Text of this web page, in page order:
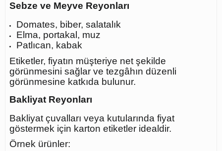
Sebze ve Meyve Reyonları
Domates, biber, salatalık
Elma, portakal, muz
Patlıcan, kabak
Etiketler, fiyatın müşteriye net şekilde
görünmesini sağlar ve tezgâhın düzenli
görünmesine katkıda bulunur.
Bakliyat Reyonları
Bakliyat çuvalları veya kutularında fiyat
göstermek için karton etiketler idealdir.
Örnek ürünler: